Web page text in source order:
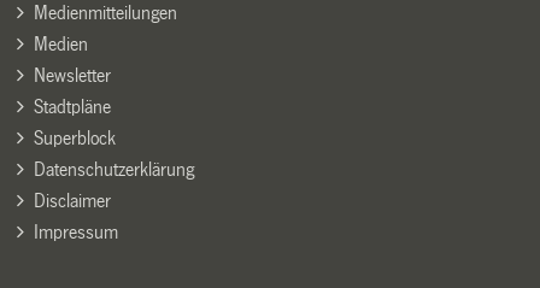
Medienmitteilungen
Medien
Newsletter
Stadtpläne
Superblock
Datenschutzerklärung
Disclaimer
Impressum